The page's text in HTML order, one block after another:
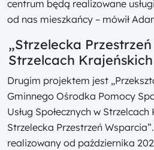
centrum będą realizowane
od nas mieszkańcy – mówił
„Strzelecka
Strzelcach Krajeńskich
Drugim projektem jest
Gminnego Ośrodka Pomocy
Usług Społecznych w
Strzelecka Przestrzeń
realizowany od października